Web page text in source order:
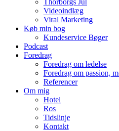
Thorborgs Jul
Videoindlæg
Viral Marketing
Køb min bog
Kundeservice Bøger
Podcast
Foredrag
Foredrag om ledelse
Foredrag om passion,
Referencer
Om mig
Hotel
Ros
Tidslinje
Kontakt